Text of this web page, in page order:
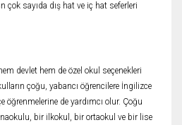
çok sayıda dış hat ve iç hat seferleri
devlet hem de özel okul seçenekleri
çoğu, yabancı öğrencilere İngilizce
öğrenmelerine de yardımcı olur. Çoğu
bir ilkokul, bir ortaokul ve bir lise